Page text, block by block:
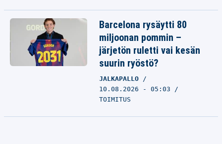
Barcelona rysäytti 80
miljoonan pommin –
järjetön ruletti vai kesän
suurin ryöstö?
JALKAPALLO
10.08.2026 - 05:03
TOIMITUS